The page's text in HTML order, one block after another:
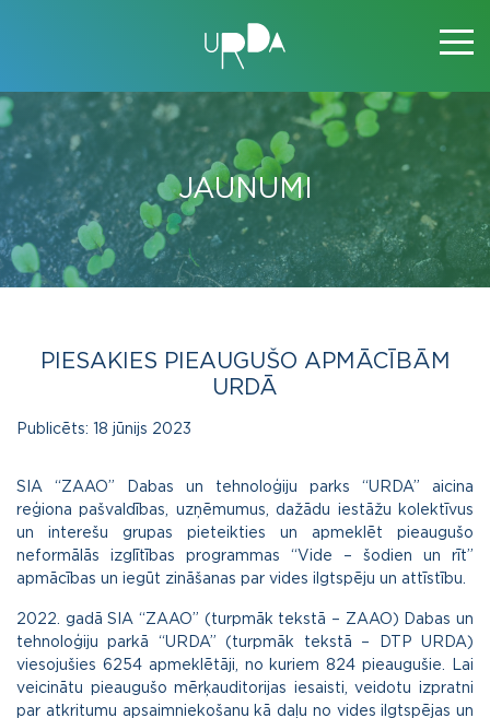
JAUNUMI
PIESAKIES PIEAUGUŠO APMĀCĪBĀM
URDĀ
Publicēts: 18 jūnijs 2023
SIA “ZAAO” Dabas un tehnoloģiju parks “URDA” aicina
reģiona pašvaldības, uzņēmumus, dažādu iestāžu kolektīvus
un interešu grupas pieteikties un apmeklēt pieaugušo
neformālās izglītības programmas “Vide – šodien un rīt”
apmācības un iegūt zināšanas par vides ilgtspēju un attīstību.
2022. gadā SIA “ZAAO” (turpmāk tekstā – ZAAO) Dabas un
tehnoloģiju parkā “URDA” (turpmāk tekstā – DTP URDA)
viesojušies 6254 apmeklētāji, no kuriem 824 pieaugušie. Lai
veicinātu pieaugušo mērķauditorijas iesaisti, veidotu izpratni
par atkritumu apsaimniekošanu kā daļu no vides ilgtspējas un